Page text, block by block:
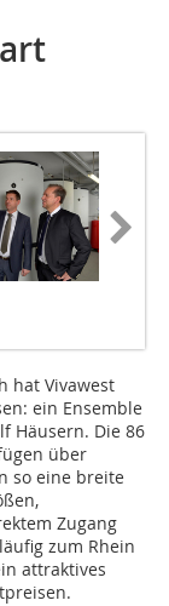
hat Vivawest
ein Ensemble
Häusern. Die 86
über
so eine breite
Zugang
zum Rhein
attraktives